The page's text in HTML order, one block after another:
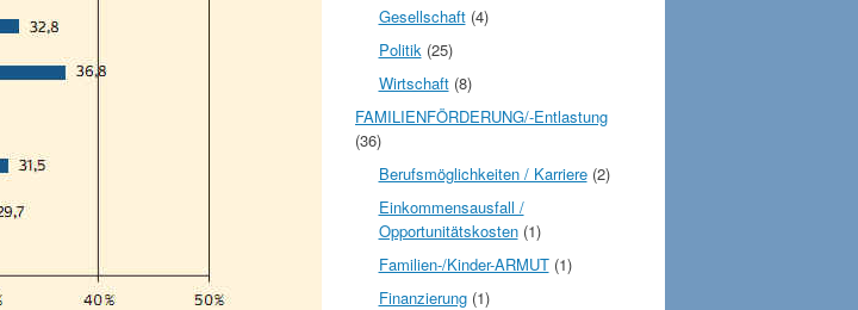
Gesellschaft(4)
Politik(25)
Wirtschaft(8)
FAMILIENFÖRDERUNG/-Entlastung
(36)
Berufsmöglichkeiten / Karriere(2)
Einkommensausfall /
Opportunitätskosten(1)
Familien-/Kinder-ARMUT(1)
Finanzierung(1)